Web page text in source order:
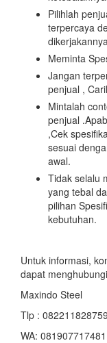
Pilihlah
terpercaya
dikerjakannya
Meminta
Jangan
penjual ,
Mintalah
penjual
,Cek
sesuai
awal.
Tidak selalu
yang tebal
pilihan
kebutuhan.
Untuk informasi,
dapat
Maxindo Steel
Tlp :
WA: 081907717481